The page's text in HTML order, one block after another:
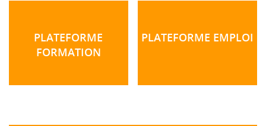
PLATEFORME
FORMATION
PLATEFORME EMPLOI